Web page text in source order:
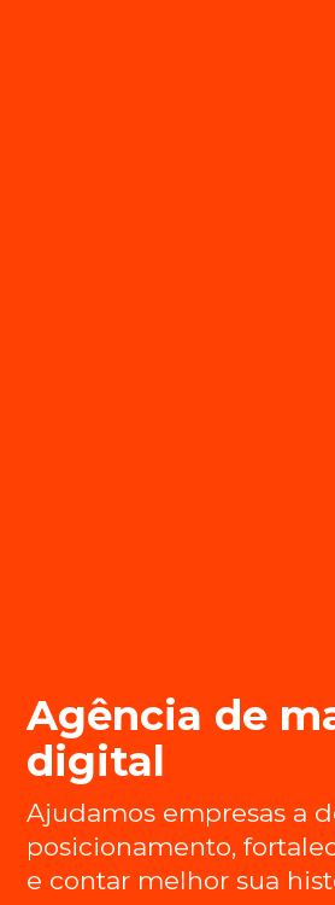
Agência de
digital
Ajudamos empresas a
posicionamento,
e contar melhor sua